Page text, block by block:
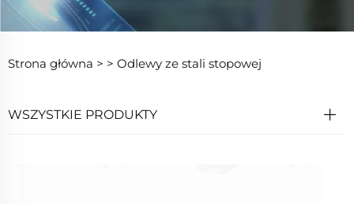
Strona główna > > Odlewy ze stali stopowej
WSZYSTKIE PRODUKTY